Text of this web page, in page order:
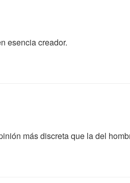
esencia creador.
más discreta que la del